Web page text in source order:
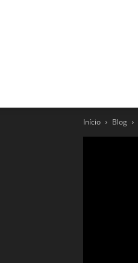
Início Blog